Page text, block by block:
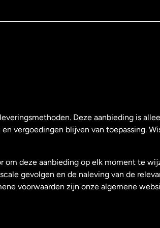
Deze aanbieding is
vergoedingen blijven van toepassing.
om deze aanbieding op elk moment te
gevolgen en de naleving van de
voorwaarden zijn onze algemene